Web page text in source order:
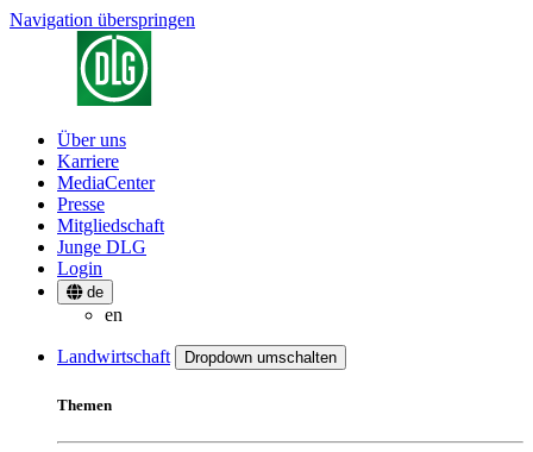
Navigation überspringen
Über uns
Karriere
MediaCenter
Presse
Mitgliedschaft
Junge DLG
Login
de
en
Landwirtschaft Dropdown umschalten
Themen